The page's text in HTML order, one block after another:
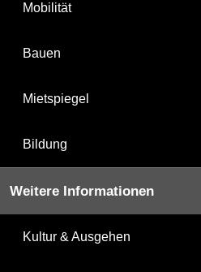
Mobilität
Bauen
Mietspiegel
Bildung
Weitere Informationen
Kultur & Ausgehen